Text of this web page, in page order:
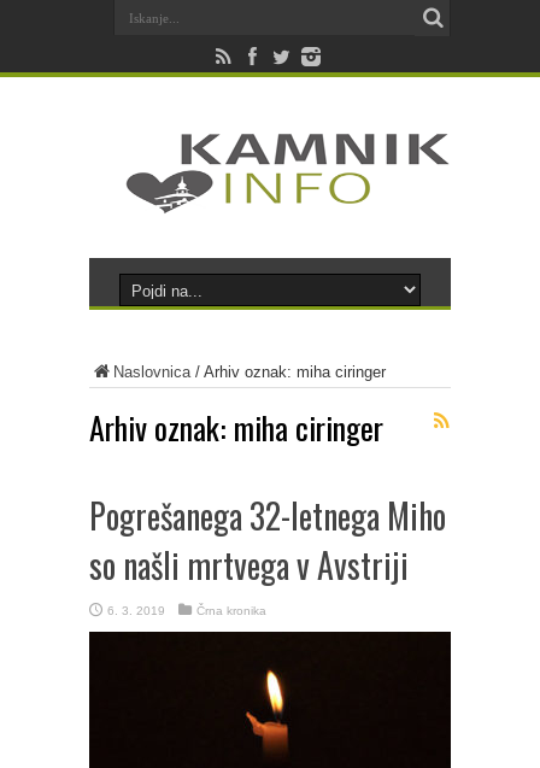
Naslovnica/ Arhiv oznak: miha ciringer
Arhiv oznak: miha ciringer
Pogrešanega 32-letnega Miho
so našli mrtvega v Avstriji
6. 3. 2019 Črna kronika